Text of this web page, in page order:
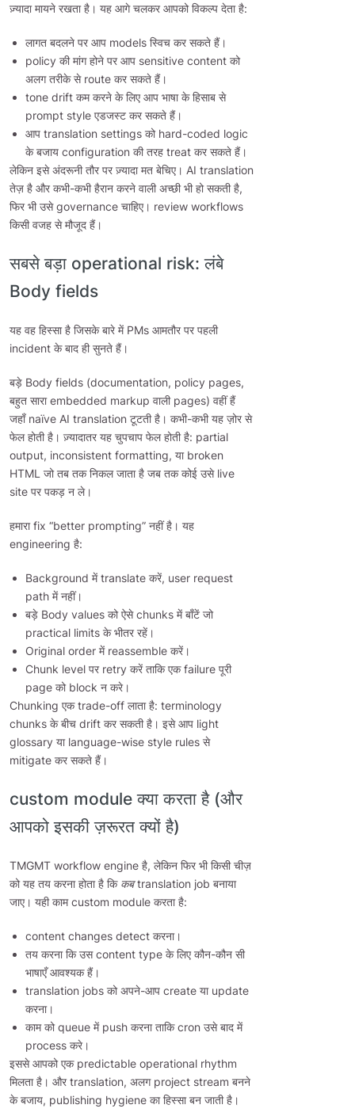
ज़्यादा मायने रखता है। यह आगे चलकर आपको विकल्प देता है:
लागत बदलने पर आप models स्विच कर सकते हैं।
policy की मांग होने पर आप sensitive content को
अलग तरीके से route कर सकते हैं।
tone drift कम करने के लिए आप भाषा के हिसाब से
prompt style एडजस्ट कर सकते हैं।
आप translation settings को hard-coded logic
के बजाय configuration की तरह treat कर सकते हैं।
लेकिन इसे अंदरूनी तौर पर ज़्यादा मत बेचिए। AI translation
तेज़ है और कभी-कभी हैरान करने वाली अच्छी भी हो सकती है,
फिर भी उसे governance चाहिए। review workflows
किसी वजह से मौजूद हैं।
सबसे बड़ा operational risk: लंबे
Body fields
यह वह हिस्सा है जिसके बारे में PMs आमतौर पर पहली
incident के बाद ही सुनते हैं।
बड़े Body fields (documentation, policy pages,
बहुत सारा embedded markup वाली pages) वहीं हैं
जहाँ naïve AI translation टूटती है। कभी-कभी यह ज़ोर से
फेल होती है। ज़्यादातर यह चुपचाप फेल होती है: partial
output, inconsistent formatting, या broken
HTML जो तब तक निकल जाता है जब तक कोई उसे live
site पर पकड़ न ले।
हमारा fix “better prompting” नहीं है। यह
engineering है:
Background में translate करें, user request
path में नहीं।
बड़े Body values को ऐसे chunks में बाँटें जो
practical limits के भीतर रहें।
Original order में reassemble करें।
Chunk level पर retry करें ताकि एक failure पूरी
page को block न करे।
Chunking एक trade-off लाता है: terminology
chunks के बीच drift कर सकती है। इसे आप light
glossary या language-wise style rules से
mitigate कर सकते हैं।
custom module क्या करता है (और
आपको इसकी ज़रूरत क्यों है)
TMGMT workflow engine है, लेकिन फिर भी किसी चीज़
को यह तय करना होता है कि कबtranslation job बनाया
जाए। यही काम custom module करता है:
content changes detect करना।
तय करना कि उस content type के लिए कौन-कौन सी
भाषाएँ आवश्यक हैं।
translation jobs को अपने-आप create या update
करना।
काम को queue में push करना ताकि cron उसे बाद में
process करे।
इससे आपको एक predictable operational rhythm
मिलता है। और translation, अलग project stream बनने
के बजाय, publishing hygiene का हिस्सा बन जाती है।